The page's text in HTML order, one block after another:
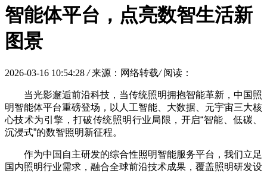
智能体平台，点亮数智生活新
图景
2026-03-16 10:54:28/ 来源：网络转载/ 阅读：
当光影邂逅前沿科技，当传统照明拥抱智能革新，中国照
明智能体平台重磅登场，以人工智能、大数据、元宇宙三大核
心技术为引擎，打破传统照明行业局限，开启“智能、低碳、
沉浸式”的数智照明新征程。
作为中国自主研发的综合性照明智能服务平台，我们立足
国内照明行业需求，融合全球前沿技术成果，覆盖照明研发设